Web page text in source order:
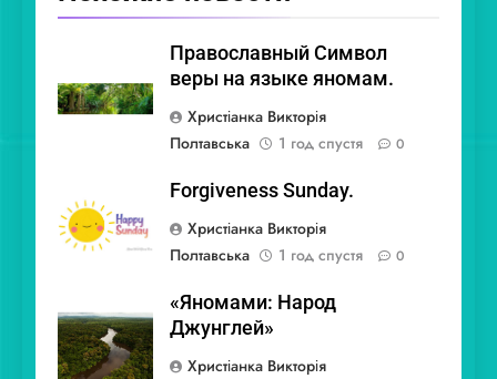
Православный Символ
веры на языке яномам.
Христіанка Викторія
Полтавська
1 год спустя 0
Forgiveness Sunday.
Христіанка Викторія
Полтавська
1 год спустя 0
«Яномами: Народ
Джунглей»
Христіанка Викторія